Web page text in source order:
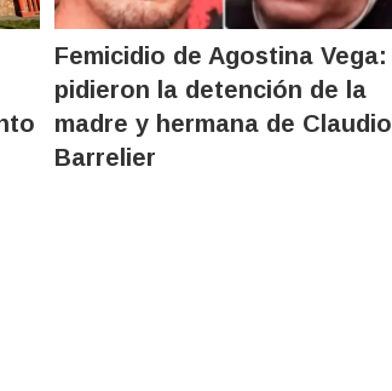
Femicidio de Agostina Vega:
pidieron la detención de la
madre y hermana de Claudio
Barrelier